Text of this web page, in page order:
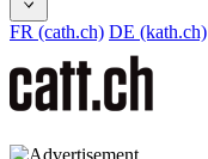
FR (cath.ch) DE (kath.ch)